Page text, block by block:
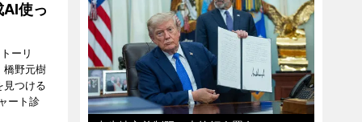
使っ
ーリ
橋野元樹
見つける
ート診